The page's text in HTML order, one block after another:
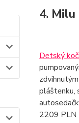
4.
Detský
pláštenku,
2209 PLN